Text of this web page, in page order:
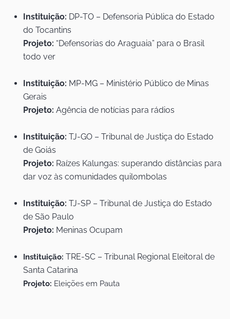
Instituição: DP-TO – Defensoria Pública do Estado
do Tocantins
Projeto: “Defensorias do Araguaia” para o Brasil
todo ver
Instituição: MP-MG – Ministério Público de Minas
Gerais
Projeto: Agência de notícias para rádios
Instituição: TJ-GO – Tribunal de Justiça do Estado
de Goiás
Projeto: Raízes Kalungas: superando distâncias para
dar voz às comunidades quilombolas
Instituição: TJ-SP – Tribunal de Justiça do Estado
de São Paulo
Projeto: Meninas Ocupam
Instituição: TRE-SC – Tribunal Regional Eleitoral de
Santa Catarina
Projeto: Eleições em Pauta